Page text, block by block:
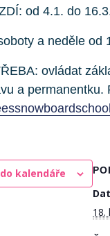
od 4.1. do
a neděle od
ovládat
a permanentku.
kalendáře
18.